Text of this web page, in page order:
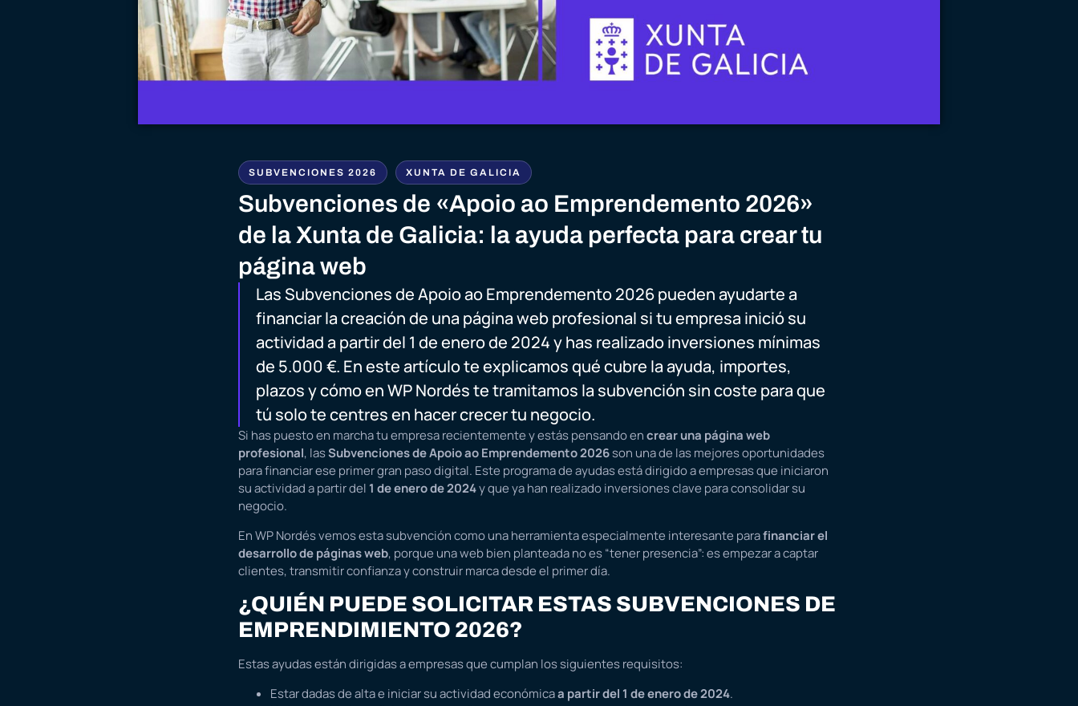
SUBVENCIONES 2026 XUNTA DE GALICIA
Subvenciones de «Apoio ao Emprendemento 2026»
de la Xunta de Galicia: la ayuda perfecta para crear tu
página web
Las Subvenciones de Apoio ao Emprendemento 2026 pueden ayudarte a
financiar la creación de una página web profesional si tu empresa inició su
actividad a partir del 1 de enero de 2024 y has realizado inversiones mínimas
de 5.000 €. En este artículo te explicamos qué cubre la ayuda, importes,
plazos y cómo en WP Nordés te tramitamos la subvención sin coste para que
tú solo te centres en hacer crecer tu negocio.
Si has puesto en marcha tu empresa recientemente y estás pensando encrear una página web
profesional, lasSubvenciones de Apoio ao Emprendemento 2026son una de las mejores oportunidades
para financiar ese primer gran paso digital. Este programa de ayudas está dirigido a empresas que iniciaron
su actividad a partir del 1 de enero de 2024y que ya han realizado inversiones clave para consolidar su
negocio.
En WP Nordés vemos esta subvención como una herramienta especialmente interesante parafinanciar el
desarrollo de páginas web, porque una web bien planteada no es “tener presencia”: es empezar a captar
clientes, transmitir confianza y construir marca desde el primer día.
¿QUIÉN PUEDE SOLICITAR ESTAS SUBVENCIONES DE
EMPRENDIMIENTO 2026?
Estas ayudas están dirigidas a empresas que cumplan los siguientes requisitos:
Estar dadas de alta e iniciar su actividad económicaa partir del 1 de enero de 2024.